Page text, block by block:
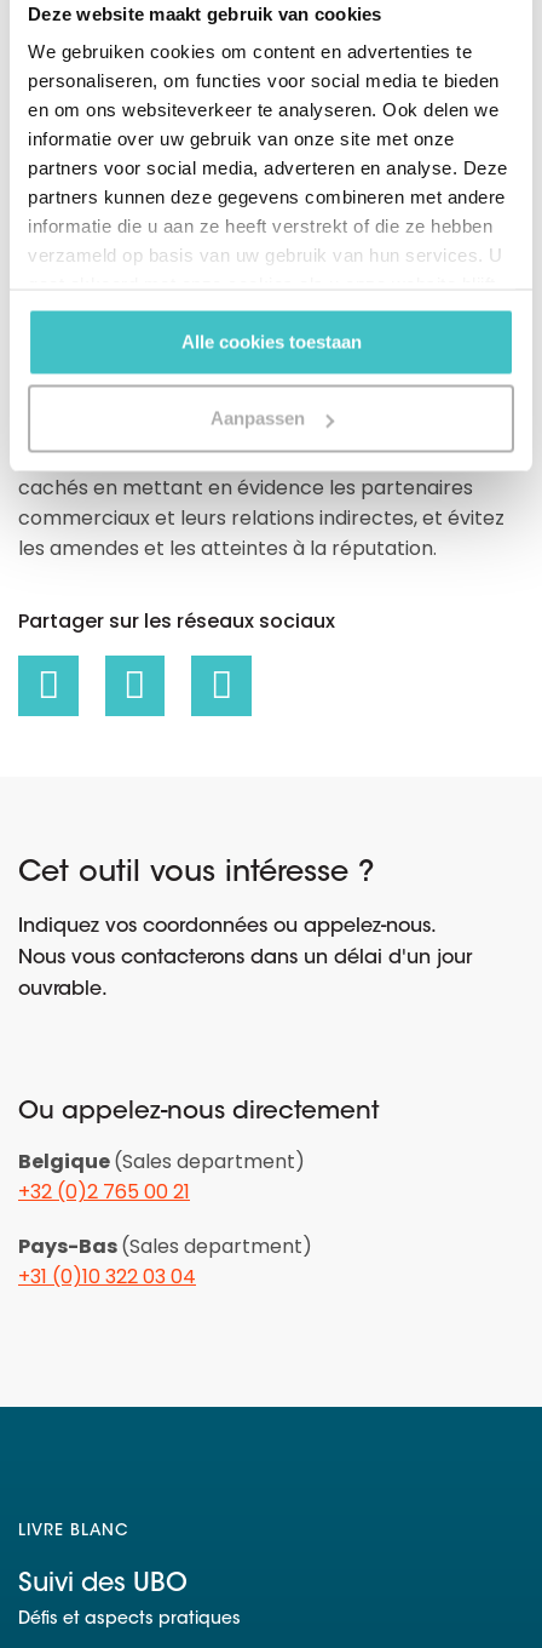
Deze website maakt gebruik van cookies
We gebruiken cookies om content en advertenties te
personaliseren, om functies voor social media te bieden
en om ons websiteverkeer te analyseren. Ook delen we
informatie over uw gebruik van onze site met onze
partners voor social media, adverteren en analyse. Deze
partners kunnen deze gegevens combineren met andere
informatie die u aan ze heeft verstrekt of die ze hebben
verzameld op basis van uw gebruik van hun services. U
gebruiken.
Alle cookies toestaan
Aanpassen
AML, l’identification et la vérification des bénéficiaires
effectifs constituent un élément essentiel du
processus d’accueil et de contrôle KYC. À l’heure
actuelle, cependant, la transparence en matière de
propriété effective demeure l’exception plutôt que
la règle dans de nombreuses juridictions.
Il peut être difficile de découvrir le bénéficiaire
cohérente, rapide, précise et internationale.indueD,
notre solution de premier plan en matière de
conformité, peut vous aider à gérer la complexité du
processus de compliance tout en assurant la
croissance éthique et responsable de l’entreprise.
Protégez votre organisation contre les risques
cachés en mettant en évidence les partenaires
commerciaux et leurs relations indirectes, et évitez
les amendes et les atteintes à la réputation.
Partager sur les réseaux sociaux
Cet outil vous intéresse ?
Indiquez vos coordonnées ou appelez-nous.
Nous vous contacterons dans un délai d'un jour
ouvrable.
Ou appelez-nous directement
Belgique(Sales department)
+32 (0)2 765 00 21
Pays-Bas(Sales department)
+31 (0)10 322 03 04
LIVRE BLANC
Suivi des UBO
Défis et aspects pratiques